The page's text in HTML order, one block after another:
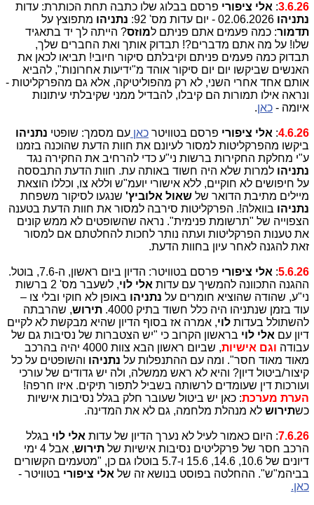
3.6.26
: אלי ציפורי פרסם בבלוג שלו כתבה תחת הכותרת: עדות
נתניהו 02.06.2026 - יום עדות מס' 92: נתניהו מתפוצץ על
תדמור: כמה פעמים אתם פניתם למוזס? הייתה לך יד בתאגיד
שלו! על מה אתם מדברים?! תבדוק אותך ואת החברים שלך,
תבדוק כמה פעמים פניתם וקיבלתם סיקור חיובי! תביאו לכאן את
האנשים שביקשו יום יום סיקור אוהד מ"ידיעות אחרונות", להביא
אותם אחד אחרי השני, לא רק מהפוליטיקה, אלא גם מהפרקליטות -
ונראה אילו תמורות הם קיבלו, להבדיל ממני שקיבלתי עיתונות
איומה - כאן.
4.6.26
: אלי ציפורי פרסם בטוויטר כאן עם מסמך: שופטי נתניהו
ביקשו מהפרקליטות למסור לעיונם את חוות הדעת שהוכנה בזמנו
ע"י מחלקת החקירות ברשות ני"ע כדי להרחיב את החקירה נגד
נתניהו למרות שלא היה חשוד באותה עת. חוות הדעת התבססה
על חיפושים לא חוקיים, ללא אישורי יועמ"ש וללא צו, וכללו הוצאת
מיילים מתיבת הדואר של שאול אלוביץ' שנגעו לסיקור משפחת
נתניהו בוואלה!. הפרקליטות סירבה למסור את חוות הדעת בטענה
הצפוייה של "תרשומת פנימית". נראה שהשופטים לא ממש קונים
את טענות הפרקליטות ועתה נותר לחכות להחלטתם אם למסור
זאת להגנה לאחר עיון בחוות הדעת.
5.6.26
: אלי ציפורי
פרסם בטוויטר: הדיון ביום ראשון, ה-7.6, בוטל.
ההגנה התכוונה להמשיך עם עדות אלי לוי
, לשעבר מס' 2 ברשות
ני"ע, שהודה שהוציא חומרים על נתניהו באופן לא חוקי ובלי צו –
עוד בזמן שנתניהו היה כלל חשוד בתיק 4000.
תירוש, שהרבתה
להשתולל בעדות לוי, אמרה אז בסוף הדיון שהיא מבקשת לא לקיים
דיון עם אלי לוי בראשון הקרוב כי "יש הצטברות של נסיבות גם של
עבודה וגם אישיות
, שביום ראשון הבא צוות 4000 יהיה בהרכב
מאוד מאוד חסר". ומה עם ההתנפלות על נתניהו והשופטים על כל
קיצור/ביטול דיון? והיא לא ראש ממשלה, ולה יש גדודים של עורכי
ועורכות דין שעומדים לרשותה בשביל לתפור תיקים. איזו חרפה!
הערת מערכת: כאן יש ביטול שעובר חלק בגלל נסיבות אישיות
כשתירוש לא מנהלת מלחמה, גם לא את המדינה.
7.6.26: היום כאמור לעיל לא נערך הדיון של עדות אלי לוי בגלל
הרכב חסר של פרקליטים נסיבות אישיות של תירוש
, אבל 4 ימי
דיונים של 10.6, 14.6, 15.6 ו-5.7 בוטלו גם כן, "מטעמים הקשורים
בביהמ"ש". ההחלטה בפוסט בנושא זה של אלי ציפורי בטוויטר -
כאן.